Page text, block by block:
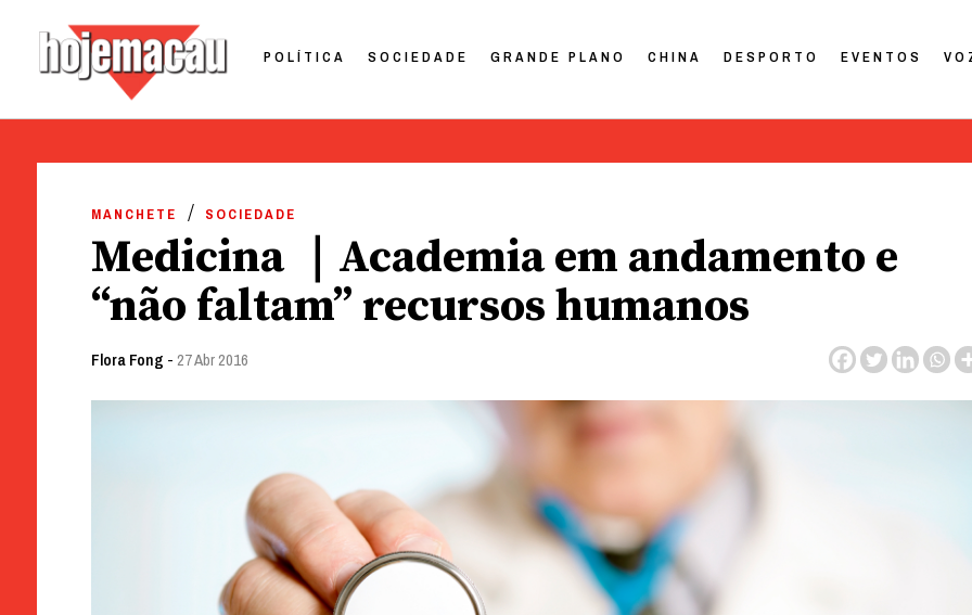
POLÍTICA SOCIEDADE GRANDE PLANO CHINA DESPORTO EVENTOS
MANCHETE SOCIEDADE
Medicina ｜Academia em andamento e
“não faltam” recursos humanos
Flora Fong - 27 Abr 2016